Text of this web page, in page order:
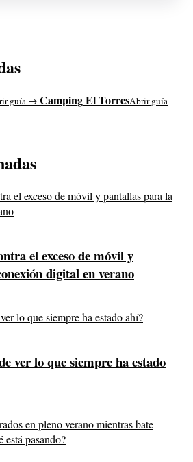
guía → Camping El TorresAbrir guía
el exceso de móvil y
digital en verano
ver lo que siempre ha estado